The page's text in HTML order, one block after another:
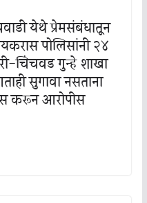
येथे प्रेमसंबंधातून
पोलिसांनी २४
चिंचवड गुन्हे शाखा
सुगावा नसताना
करून आरोपीस